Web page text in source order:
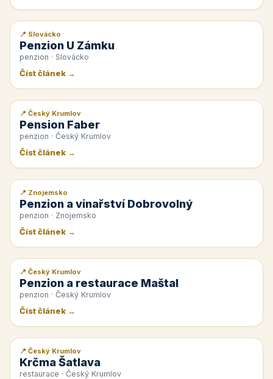
📰 PR článek
📍 Slovácko
Penzion U Zámku
penzion · Slovácko
Číst článek →
📰 PR článek
📍 Český Krumlov
Pension Faber
penzion · Český Krumlov
Číst článek →
📰 PR článek
📍 Znojemsko
Penzion a vinařství Dobrovolný
penzion · Znojemsko
Číst článek →
📰 PR článek
📍 Český Krumlov
Penzion a restaurace Maštal
penzion · Český Krumlov
Číst článek →
📰 PR článek
📍 Český Krumlov
Krčma Šatlava
restaurace · Český Krumlov